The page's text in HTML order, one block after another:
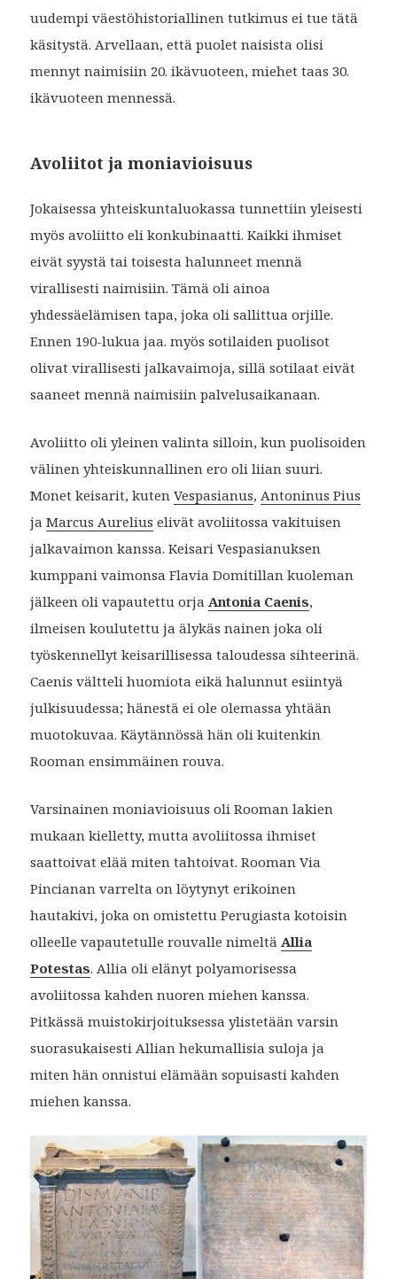
uudempi väestöhistoriallinen tutkimus ei tue tätä
käsitystä. Arvellaan, että puolet naisista olisi
mennyt naimisiin 20. ikävuoteen, miehet taas 30.
ikävuoteen mennessä.
Avoliitot ja moniavioisuus
Jokaisessa yhteiskuntaluokassa tunnettiin yleisesti
myös avoliitto eli konkubinaatti. Kaikki ihmiset
eivät syystä tai toisesta halunneet mennä
virallisesti naimisiin. Tämä oli ainoa
yhdessäelämisen tapa, joka oli sallittua orjille.
Ennen 190-lukua jaa. myös sotilaiden puolisot
olivat virallisesti jalkavaimoja, sillä sotilaat eivät
saaneet mennä naimisiin palvelusaikanaan.
Avoliitto oli yleinen valinta silloin, kun puolisoiden
välinen yhteiskunnallinen ero oli liian suuri.
Monet keisarit, kutenVespasianus, Antoninus Pius
jaMarcus Aurelius elivät avoliitossa vakituisen
jalkavaimon kanssa. Keisari Vespasianuksen
kumppani vaimonsa Flavia Domitillan kuoleman
jälkeen oli vapautettu orja Antonia Caenis,
ilmeisen koulutettu ja älykäs nainen joka oli
työskennellyt keisarillisessa taloudessa sihteerinä.
Caenis vältteli huomiota eikä halunnut esiintyä
julkisuudessa; hänestä ei ole olemassa yhtään
muotokuvaa. Käytännössä hän oli kuitenkin
Rooman ensimmäinen rouva.
Varsinainen moniavioisuus oli Rooman lakien
mukaan kielletty, mutta avoliitossa ihmiset
saattoivat elää miten tahtoivat. Rooman Via
Pincianan varrelta on löytynyt erikoinen
hautakivi, joka on omistettu Perugiasta kotoisin
olleelle vapautetulle rouvalle nimeltä Allia
Potestas. Allia oli elänyt polyamorisessa
avoliitossa kahden nuoren miehen kanssa.
Pitkässä muistokirjoituksessa ylistetään varsin
suorasukaisesti Allian hekumallisia suloja ja
miten hän onnistui elämään sopuisasti kahden
miehen kanssa.